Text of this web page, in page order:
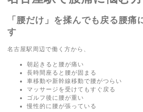
「腰だけ」を揉んでも戻る腰痛
す
名古屋駅周辺で働く方から、
朝起きると腰が痛い
長時間座ると腰が固まる
車移動や新幹線移動で腰がつらい
マッサージを受けてもすぐ戻る
ゴルフ後に腰が重い
慢性的に腰が張っている